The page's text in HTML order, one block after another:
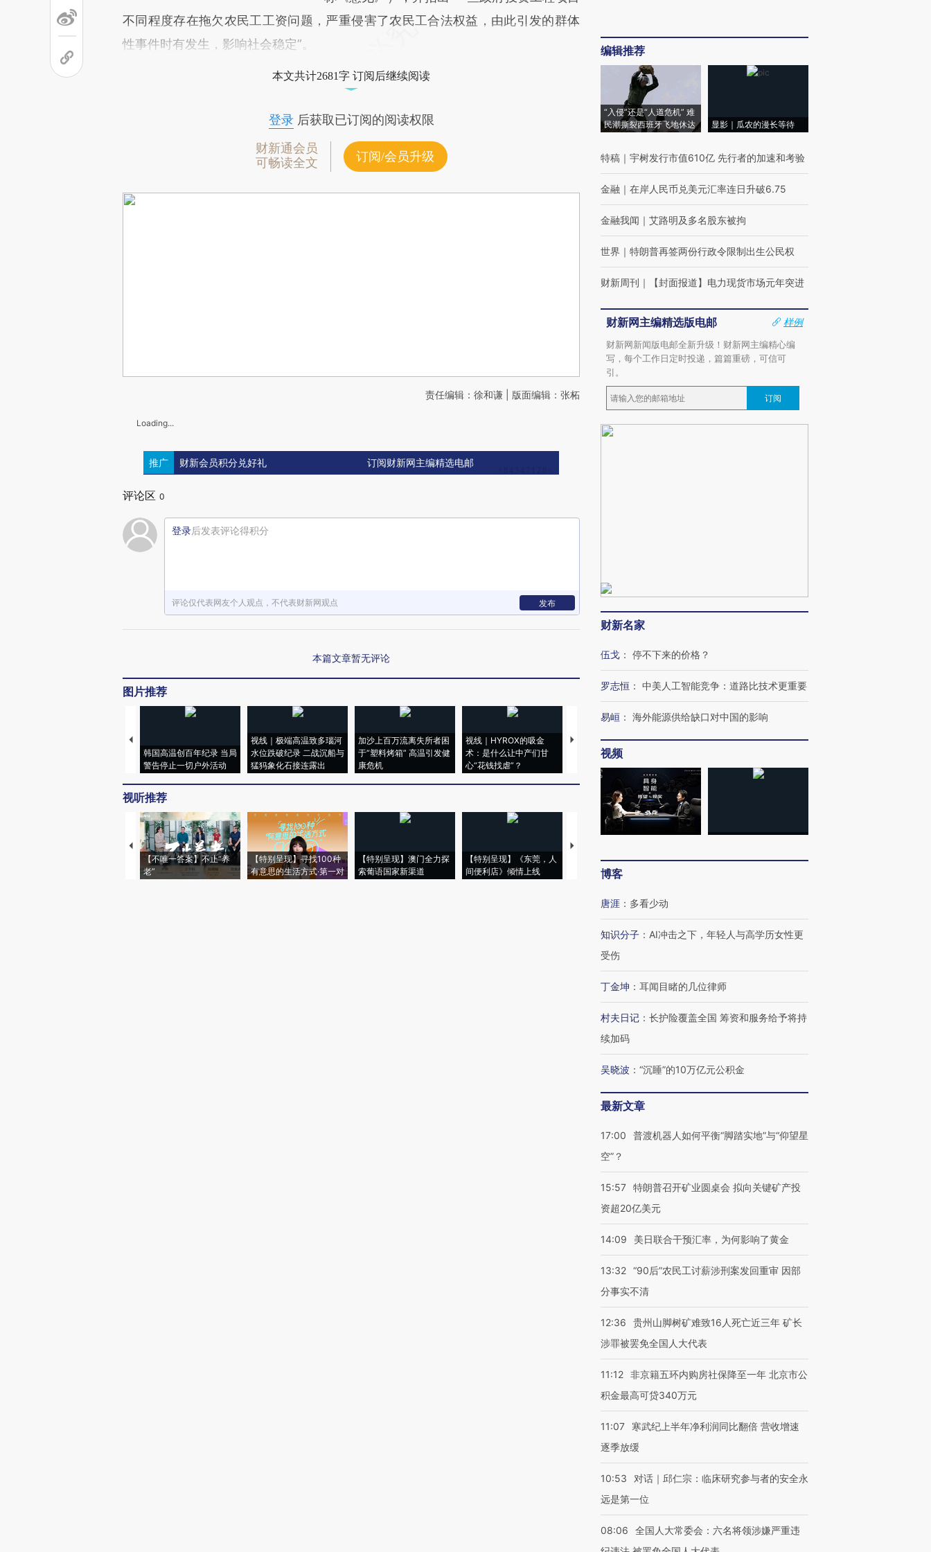
不同程度存在拖欠农民工工资问题，严重侵害了农民工合法权益，由此引发的群体
性事件时有发生，影响社会稳定”。
本文共计2681字 订阅后继续阅读
登录后获取已订阅的阅读权限
财新通会员
可畅读全文
订阅/会员升级
责任编辑：徐和谦 | 版面编辑：张柘
Loading...
推广 财新会员积分兑好礼 订阅财新网主编精选电邮
评论区 0
登录后发表评论得积分
评论仅代表网友个人观点，不代表财新网观点 发布
本篇文章暂无评论
图片推荐
韩国高温创百年纪录 当局
警告停止一切户外活动
视线｜极端高温致多瑙河
水位跌破纪录 二战沉船与
猛犸象化石接连露出
加沙上百万流离失所者困
于“塑料烤箱” 高温引发健
康危机
视线｜HYROX的吸金
术：是什么让中产们甘
心“花钱找虐”？
马航飞行员跨国走私7万
粒摇头丸 尿检体内含3种
视线｜被称为“蟑螂”的印
育部长拱下台
视线｜“入侵”还是“人道危
飞地休达
视听推荐
【不唯一答案】不止“养
老”
【特别呈现】寻找100种
有意思的生活方式·第一对
【特别呈现】澳门全力探
索葡语国家新渠道
【特别呈现】《东莞，人
间便利店》倾情上线
【推广】走进第四届链博
会，让数智科技“链”接产
【特别呈现】寻找100种
CFO：不靠规模取胜，华
编辑推荐
“入侵”还是“人道危机” 难
民潮撕裂西班牙飞地休达
显影｜瓜农的漫长等待
特稿 ｜ 宇树发行市值610亿 先行者的加速和考验
金融 ｜ 在岸人民币兑美元汇率连日升破6.75
金融我闻 ｜ 艾路明及多名股东被拘
世界 ｜ 特朗普再签两份行政令限制出生公民权
财新周刊 ｜ 【封面报道】电力现货市场元年突进
财新网主编精选版电邮
样例
财新网新闻版电邮全新升级！财新网主编精心编
写，每个工作日定时投递，篇篇重磅，可信可
引。
订阅
财新名家
伍戈 ： 停不下来的价格？
罗志恒 ： 中美人工智能竞争：道路比技术更重要
易峘 ： 海外能源供给缺口对中国的影响
视频
博客
唐涯 ： 多看少动
知识分子 ： AI冲击之下，年轻人与高学历女性更
受伤
丁金坤 ： 耳闻目睹的几位律师
村夫日记 ： 长护险覆盖全国 筹资和服务给予将持
续加码
吴晓波 ： “沉睡”的10万亿元公积金
最新文章
17:00
普渡机器人如何平衡“脚踏实地”与“仰望星
空”？
15:57 特朗普召开矿业圆桌会 拟向关键矿产投
资超20亿美元
14:09 美日联合干预汇率，为何影响了黄金
13:32 “90后”农民工讨薪涉刑案发回重审 因部
分事实不清
12:36
贵州山脚树矿难致16人死亡近三年 矿长
涉罪被罢免全国人大代表
11:12 非京籍五环内购房社保降至一年 北京市公
积金最高可贷340万元
11:07
寒武纪上半年净利润同比翻倍 营收增速
逐季放缓
10:53
对话｜邱仁宗：临床研究参与者的安全永
远是第一位
08:06
全国人大常委会：六名将领涉嫌严重违